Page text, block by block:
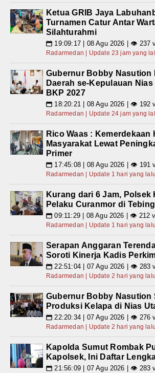
Ketua GRIB Jaya
Turnamen Catur Antar
Silahturahmi
📅 19:09:17 | 08 Agu 2026 | 👁 237
Radarmedan | Update 23 jam yang
Gubernur Bobby Nasution
Daerah se-Kepulauan
BKP 2027
📅 18:20:21 | 08 Agu 2026 | 👁 192
Radarmedan | Update 24 jam yang
Rico Waas : Kemerdekaan
Masyarakat Lewat
Primer
📅 17:45:08 | 08 Agu 2026 | 👁 191
Radarmedan | Update 1 hari yang lalu
Kurang dari 6 Jam,
Pelaku Curanmor di
📅 09:11:29 | 08 Agu 2026 | 👁 212
Radarmedan | Update 1 hari yang lalu
Serapan Anggaran
Soroti Kinerja Kadis
📅 22:51:04 | 07 Agu 2026 | 👁 283
Radarmedan | Update 2 hari yang lalu
Gubernur Bobby Nasution
Produksi Kelapa di Nias
📅 22:20:34 | 07 Agu 2026 | 👁 276
Radarmedan | Update 2 hari yang lalu
Kapolda Sumut Rombak
Kapolsek, Ini Daftar
📅 21:56:09 | 07 Agu 2026 | 👁 283